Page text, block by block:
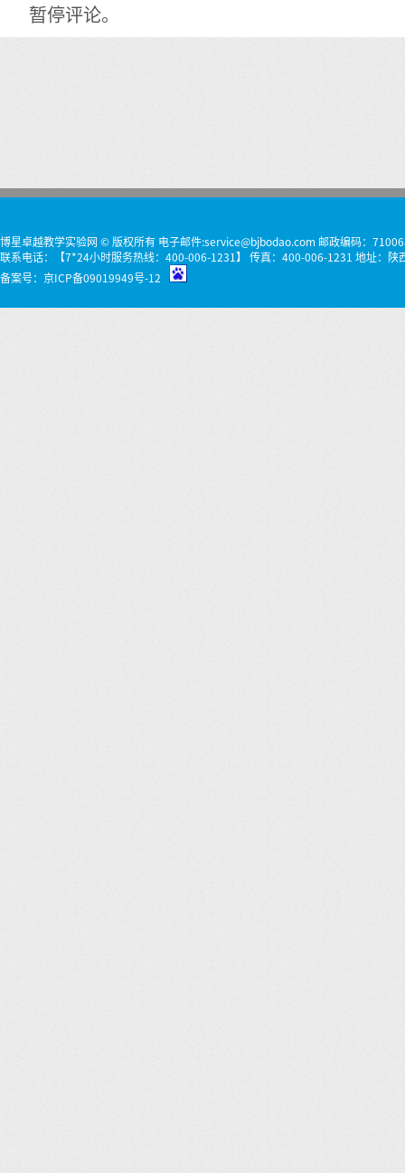
暂停评论。
博星卓越教学实验网 © 版权所有 电子邮件:service@bjbodao.com 邮政编码：
联系电话：【7*24小时服务热线：400-006-1231】 传真：400-006-1231 地址：陕
备案号： 京ICP备09019949号-12